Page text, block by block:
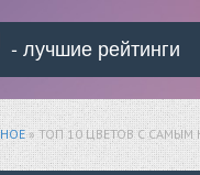
- лучшие рейтинги
» ТОП 10 ЦВЕТОВ С